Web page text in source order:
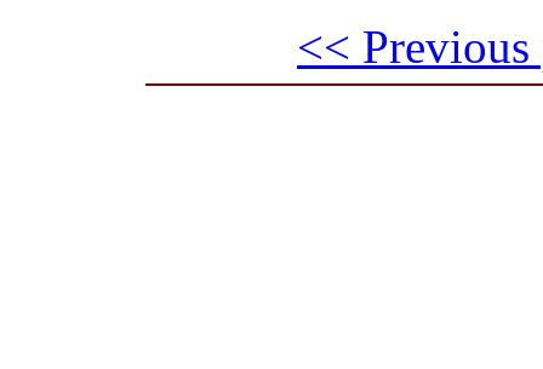
<< Previous